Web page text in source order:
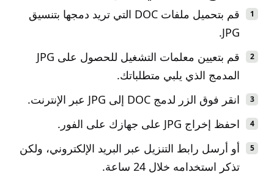
قم بتحميل ملفات DOC التي تريد دمجها بتنسيق
JPG.
قم بتعيين معلمات التشغيل للحصول على JPG
المدمج الذي يلبي متطلباتك.
انقر فوق الزر لدمج DOC إلى JPG عبر الإنترنت.
احفظ إخراج JPG على جهازك على الفور.
أو أرسل رابط التنزيل عبر البريد الإلكتروني، ولكن
تذكر استخدامه خلال 24 ساعة.